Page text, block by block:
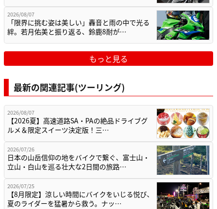
2026/08/07
「限界に挑む姿は美しい」轟音と雨の中で光る
絆。若月佑美と振り返る、鈴鹿8耐が…
もっと見る
最新の関連記事(ツーリング)
2026/08/07
【2026夏】高速道路SA・PAの絶品ドライブグ
ルメ＆限定スイーツ決定版！三…
2026/07/26
日本の山岳信仰の地をバイクで繋ぐ、富士山・
立山・白山を巡る壮大な2日間の旅路…
2026/07/25
【8月限定】涼しい時間にバイクをいじる悦び、
夏のライダーを猛暑から救う。ナッ…